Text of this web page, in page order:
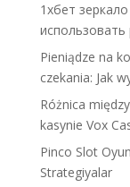
1хбет
Pieniądze na
czekania: Jak
Różnica
kasynie Vox
Pinco Slot
Strategiyalar